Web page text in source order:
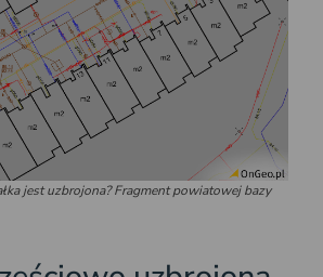
jest uzbrojona? Fragment powiatowej bazy